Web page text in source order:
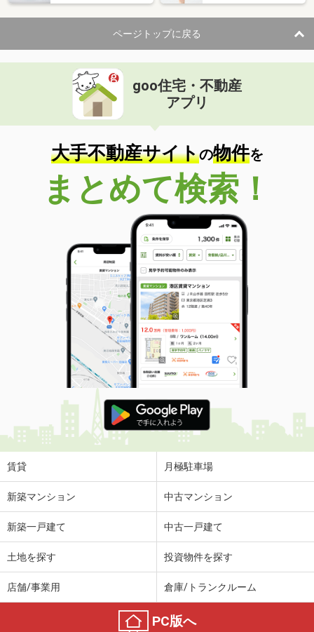
ページトップに戻る
goo住宅・不動産
アプリ
大手不動産サイトの物件を
まとめて検索！
賃貸 月極駐車場
新築マンション 中古マンション
新築一戸建て 中古一戸建て
土地を探す 投資物件を探す
店舗/事業用 倉庫/トランクルーム
PC版へ